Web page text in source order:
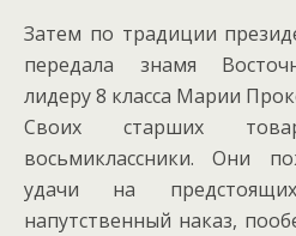
Затем по традиции
передала знамя
лидеру 8 класса Марии
Своих старших
восьмиклассники. Они
удачи на
напутственный наказ,